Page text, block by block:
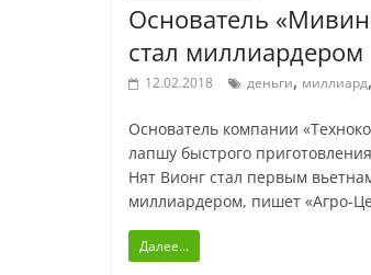
Основатель
стал миллиардером
12.02.2018 деньги, миллиард,
Основатель компании
лапшу быстрого
Нят Вионг стал первым
миллиардером, пишет «Агро-
Далее...